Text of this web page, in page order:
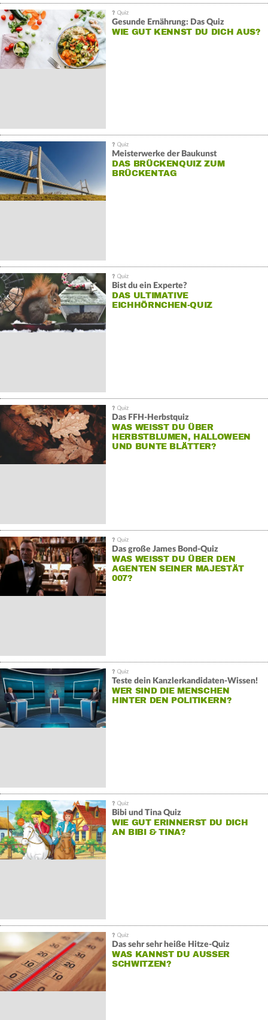
Gesunde Ernährung: Das Quiz
WIE GUT KENNST DU DICH AUS?
Meisterwerke der Baukunst
DAS BRÜCKENQUIZ ZUM
BRÜCKENTAG
Bist du ein Experte?
DAS ULTIMATIVE
EICHHÖRNCHEN-QUIZ
Das FFH-Herbstquiz
WAS WEISST DU ÜBER H
ERBSTBLUMEN, HALLOWEEN U
ND BUNTE BLÄTTER?
Das große James Bond-Quiz
WAS WEISST DU ÜBER DEN A
GENTEN SEINER MAJESTÄT 0
07?
Teste dein Kanzlerkandidaten-Wissen!
WER SIND DIE MENSCHEN
HINTER DEN POLITIKERN?
Bibi und Tina Quiz
WIE GUT ERINNERST DU DICH
AN BIBI & TINA?
Das sehr sehr heiße Hitze-Quiz
WAS KANNST DU AUSSER S
CHWITZEN?